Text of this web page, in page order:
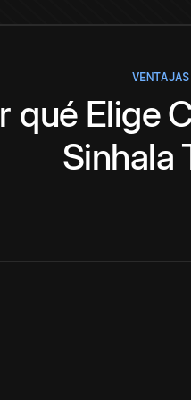
qué Elige
Sinhala